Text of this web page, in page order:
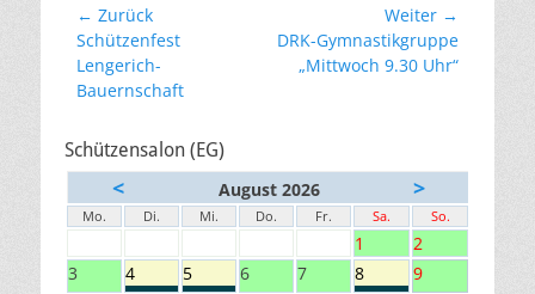
Beitragsnavigation
← Zurück
Vorheriger
Beitrag:
Schützenfest
Lengerich-
Bauernschaft
Weiter →
Nächster
Beitrag:
DRK-Gymnastikgruppe
„Mittwoch 9.30 Uhr“
Schützensalon (EG)
< August 2026 >
Mo. Di. Mi. Do. Fr. Sa. So.
1
2
3
4 5 6 7 8
9